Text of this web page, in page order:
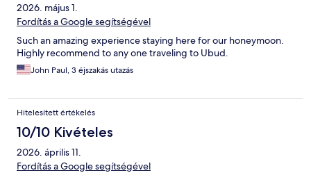
2026. május 1.
Fordítás a Google segítségével
Such an amazing experience staying here for our honeymoon.
Highly recommend to any one traveling to Ubud.
John Paul, 3 éjszakás utazás
Hitelesített értékelés
10/10 Kivételes
2026. április 11.
Fordítás a Google segítségével